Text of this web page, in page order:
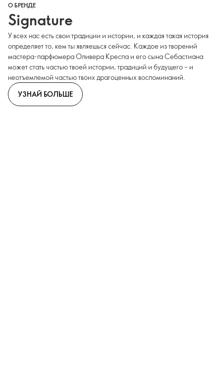
О БРЕНДЕ
Signature
У всех нас есть свои традиции и истории, и каждая такая история
определяет то, кем ты являешься сейчас. Каждое из творений
мастера-парфюмера Оливера Креспа и его сына Себастиана
может стать частью твоей истории, традиций и будущего – и
неотъемлемой частью твоих драгоценных воспоминаний.
УЗНАЙ БОЛЬШЕ